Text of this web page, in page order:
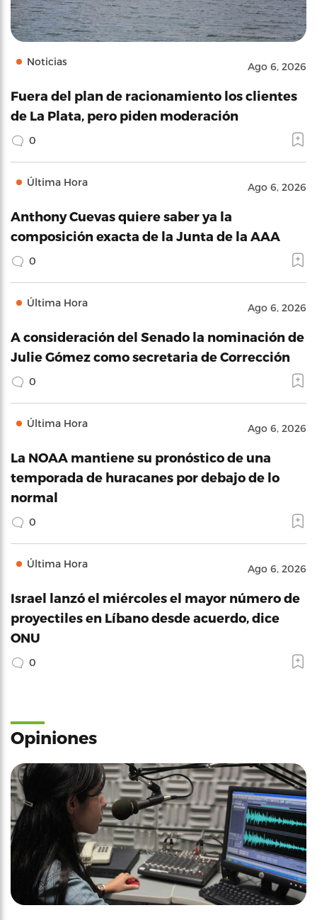
Noticias Ago 6, 2026
Fuera del plan de racionamiento los clientes
de La Plata, pero piden moderación
0
Última Hora Ago 6, 2026
Anthony Cuevas quiere saber ya la
composición exacta de la Junta de la AAA
0
Última Hora Ago 6, 2026
A consideración del Senado la nominación de
Julie Gómez como secretaria de Corrección
0
Última Hora Ago 6, 2026
La NOAA mantiene su pronóstico de una
temporada de huracanes por debajo de lo
normal
0
Última Hora Ago 6, 2026
Israel lanzó el miércoles el mayor número de
proyectiles en Líbano desde acuerdo, dice
ONU
0
Opiniones